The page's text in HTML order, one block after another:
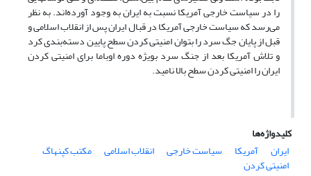
را در سیاست خارجی آمریکا نسبت به ایران به وجود آورده‌اند. به نظر
می‌رسد که سیاست خارجی آمریکا در قبال ایران پس از انقلاب اسلامی و
قبل از پایان جگ سرد را بتوان امنیتی کردن سطح پایین دسته‌بندی کرد
و تلاش آمریکا بعد از جنگ سرد بویژه دوره اوباما برای امنیتی کردن
ایران را امنیتی کردن سطح بالا نامید.
کلیدواژه‌ها
ایران
آمریکا سیاست خارجی انقلاب اسلامی مکتب کپنهاگ
امنیتی کردن